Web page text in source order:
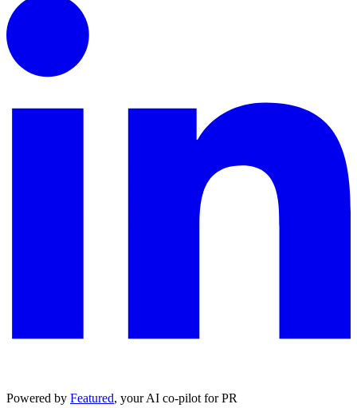
Powered by Featured, your AI co-pilot for PR